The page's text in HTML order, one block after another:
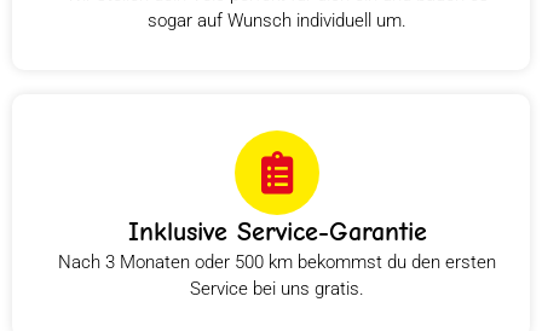
sogar auf Wunsch individuell um.
Inklusive Service-Garantie
Nach 3 Monaten oder 500 km bekommst du den ersten
Service bei uns gratis.